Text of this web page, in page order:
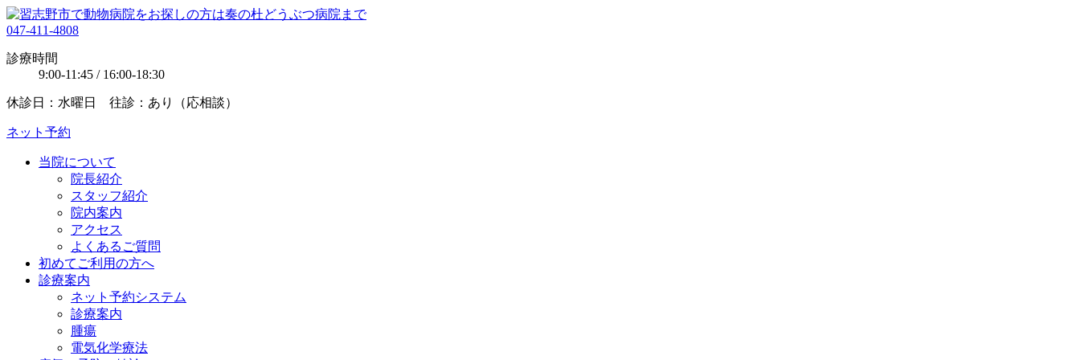
047-411-4808
診療時間
9:00-11:45 / 16:00-18:30
休診日：水曜日 往診：あり（応相談）
ネット予約
当院について
院長紹介
スタッフ紹介
院内案内
アクセス
よくあるご質問
初めてご利用の方へ
診療案内
ネット予約システム
診療案内
腫瘍
電気化学療法